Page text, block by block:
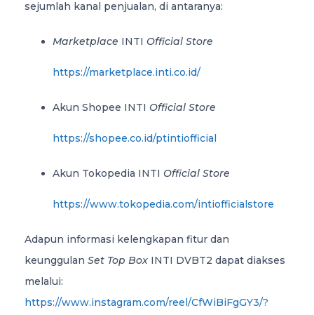
sejumlah kanal penjualan, di antaranya:
Marketplace INTI Official Store
https://marketplace.inti.co.id/
Akun Shopee INTI Official Store
https://shopee.co.id/ptintiofficial
Akun Tokopedia INTI Official Store
https://www.tokopedia.com/intiofficialstore
Adapun informasi kelengkapan fitur dan
keunggulan Set Top Box INTI DVBT2 dapat diakses
melalui:
https://www.instagram.com/reel/CfWiBiFgGY3/?